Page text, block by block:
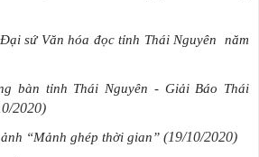
sứ Văn hóa đọc tỉnh Thái Nguyên năm
bàn tỉnh Thái Nguyên - Giải Báo Thái
2020)
“Mảnh ghép thời gian” (19/10/2020)